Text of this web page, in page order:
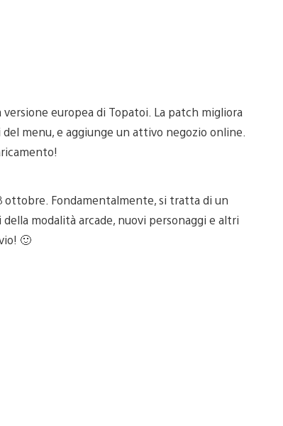
europea di Topatoi. La patch migliora
menu, e aggiunge un attivo negozio online.
ottobre. Fondamentalmente, si tratta di un
modalità arcade, nuovi personaggi e altri
🙂